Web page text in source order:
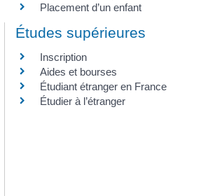
Placement d’un enfant
Études supérieures
Inscription
Aides et bourses
Étudiant étranger en France
Étudier à l’étranger